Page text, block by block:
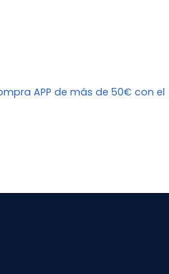
APP de más de 50€ con el